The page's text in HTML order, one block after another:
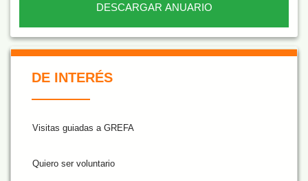
DESCARGAR ANUARIO
De Interés NARANJA
DE INTERÉS
Visitas guiadas a GREFA
Quiero ser voluntario